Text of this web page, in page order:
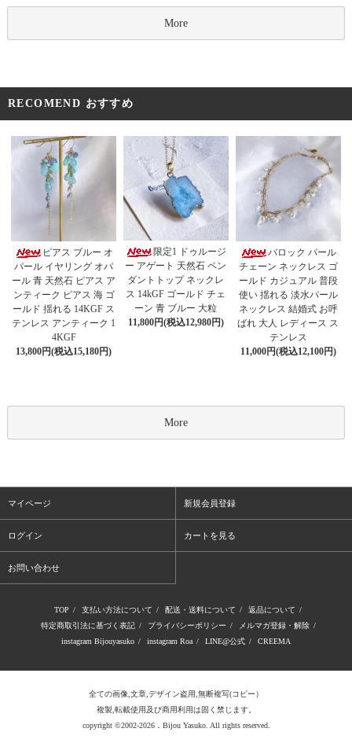
More
RECOMEND おすすめ
ピアス ブルー オ
パール イヤリング オパ
ール 青 天然石 ピアス ア
ンティーク ピアス 海 ゴ
ールド 揺れる 14KGF ス
テンレス アンティーク 1
4KGF
13,800円(税込15,180円)
限定1 ドゥルージ
ー アゲート 天然石 ペン
ダントトップ ネックレ
ス 14kGF ゴールド チェ
ーン 青 ブルー 大粒
11,800円(税込12,980円)
バロック パール
チェーン ネックレス ゴ
ールド カジュアル 普段
使い 揺れる 淡水パール
ネックレス 結婚式 お呼
ばれ 大人 レディース ス
テンレス
11,000円(税込12,100円)
More
マイページ 新規会員登録
ログイン カートを見る
お問い合わせ
TOP / 支払い方法について / 配送・送料について / 返品について /
特定商取引法に基づく表記 / プライバシーポリシー / メルマガ登録・解除 /
instagram Bijouyasuko / instagram Roa / LINE@公式 / CREEMA
全ての画像,文章,デザイン盗用,無断複写(コピー）
複製,転載使用及び商用利用は固く禁じます。
copyright ©2002-2026．Bijou Yasuko. All rights reserved.